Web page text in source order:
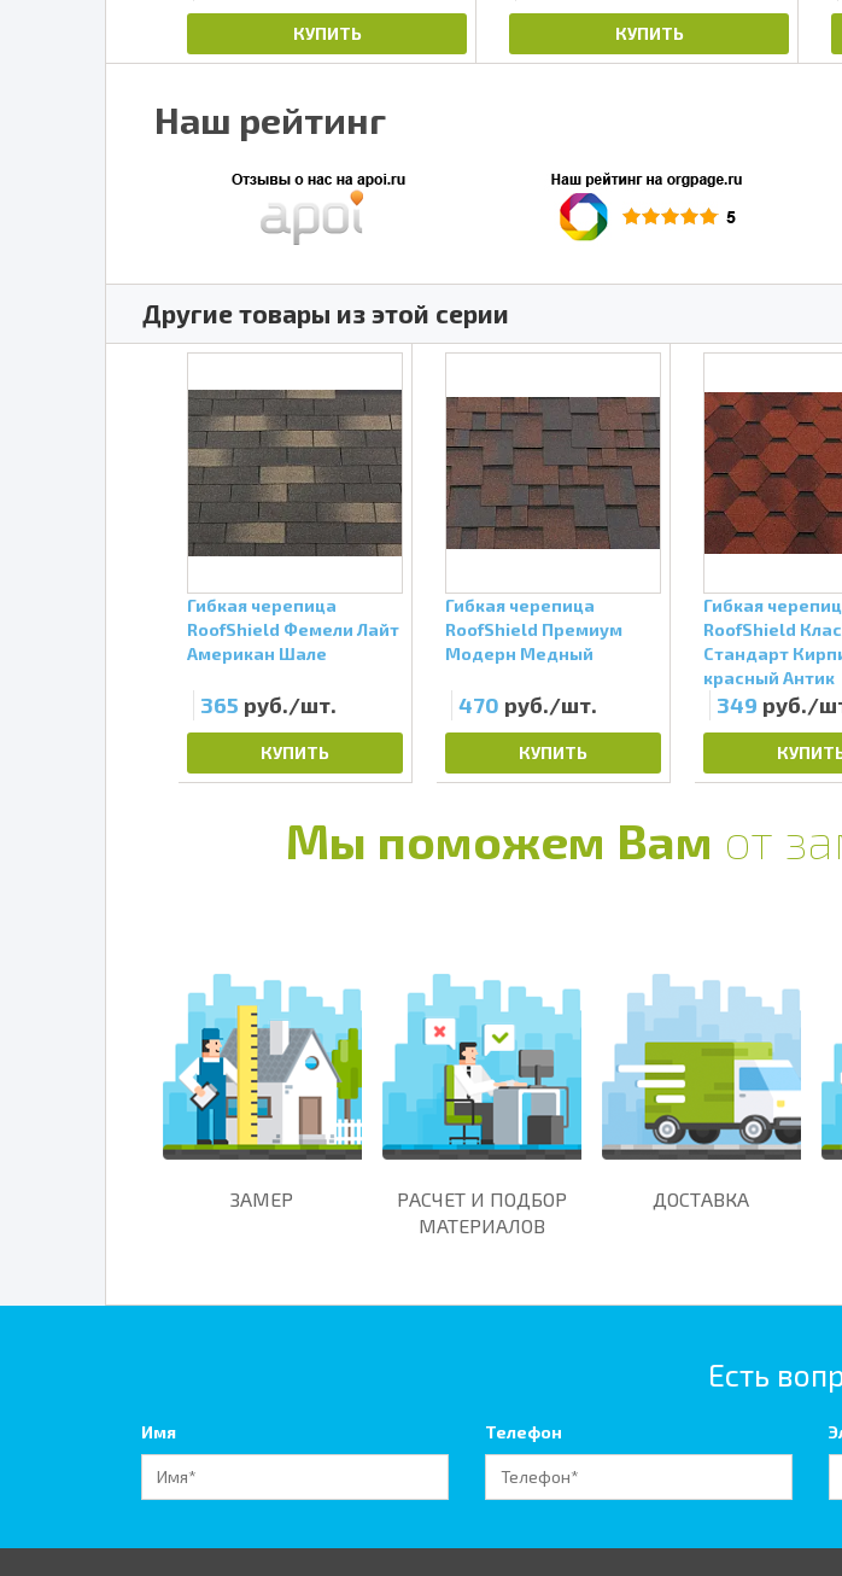
КУПИТЬ КУПИТЬ
Наш рейтинг
Другие товары из этой серии
Гибкая черепица
RoofShield Фемели Лайт
Американ Шале
365 руб./шт.
КУПИТЬ
Гибкая черепица
RoofShield Премиум
Модерн Медный
470 руб./шт.
КУПИТЬ
Гибкая
RoofShield
Стандарт
красный Антик
349 руб./
Мы поможем Вам от
ЗАМЕР
РАСЧЕТ И ПОДБОР
МАТЕРИАЛОВ
ДОСТАВКА
Есть
Имя Телефон